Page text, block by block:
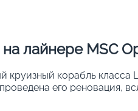
лайнере MSC
круизный корабль класса
его реновация,